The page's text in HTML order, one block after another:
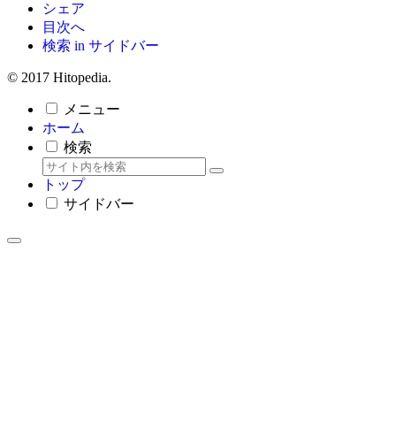
シェア
目次へ
検索 in サイドバー
© 2017 Hitopedia.
メニュー
ホーム
検索
トップ
サイドバー